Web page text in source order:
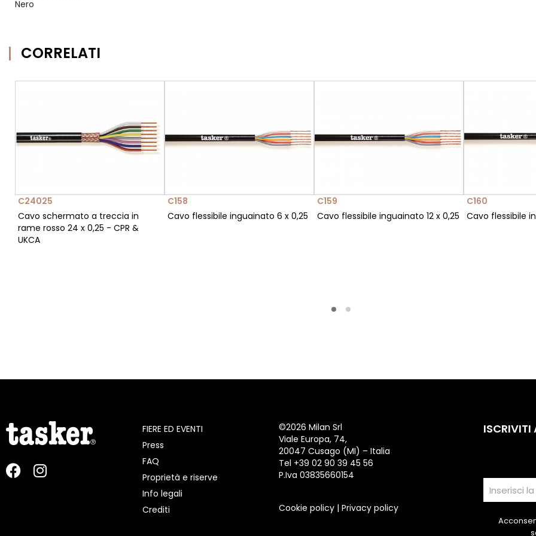
Nero
CORRELATI
C24025
Cavo schermato a treccia in
rame rosso 24 x 0,25 - CPR &
UKCA
C158
Cavo flessibile inguainato 6 x 0,25
C159
Cavo flessibile inguainato 12 x 0,25
C160
Cavo flessibile
FIERE ED EVENTI
Press
FAQ
Proprietà e riserve
Info legali
Crediti
©2026 Milan Srl
Viale Europa, 74,
20047 Cusago (MI) – Italia
Tel +39 02 90 39 45 56
P.Iva 03835660154
Cookie policy | Privacy policy
ISCRIVITI